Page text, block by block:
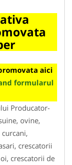
aici
formularul
Producator-
ovine,
crescatorii
crescatorii de